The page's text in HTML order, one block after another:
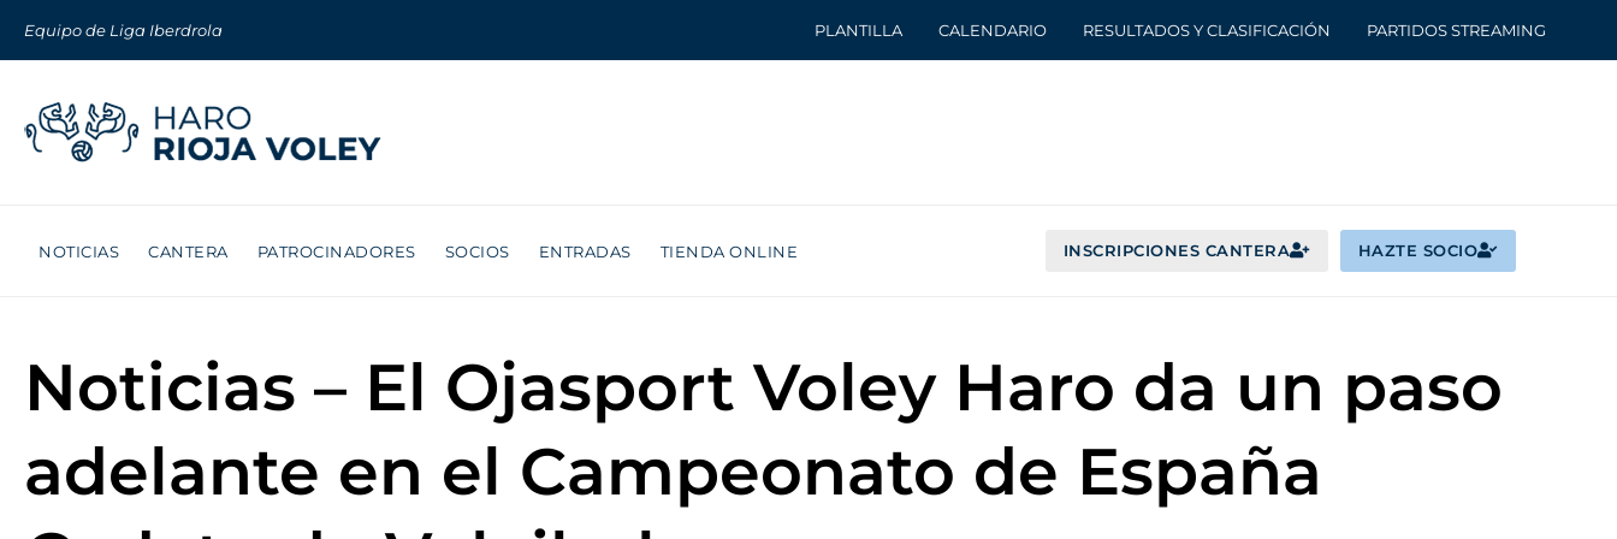
Equipo de Liga Iberdrola PLANTILLA CALENDARIO RESULTADOS Y CLASIFICACIÓN PARTIDOS STREAMING
NOTICIAS CANTERA PATROCINADORES SOCIOS ENTRADAS TIENDA ONLINE INSCRIPCIONES CANTERA HAZTE SOCIO
Noticias – El Ojasport Voley Haro da un paso
adelante en el Campeonato de España